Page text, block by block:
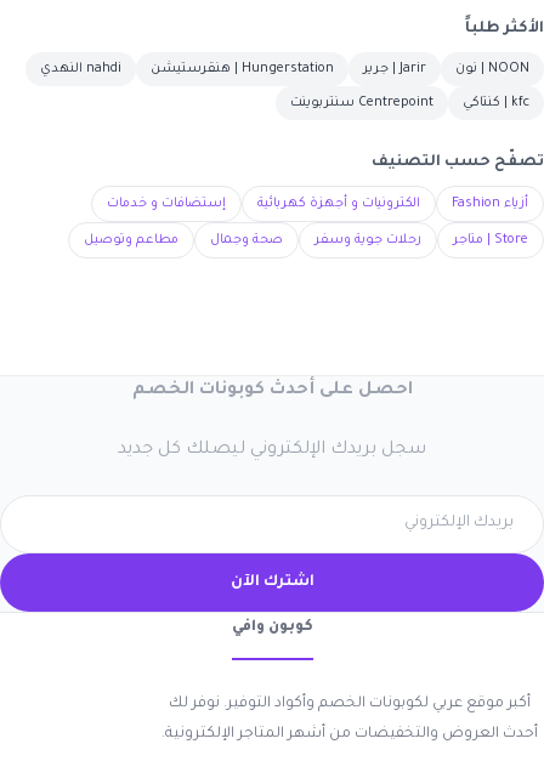
الأكثر طلباً
NOON | نون Jarir | جرير Hungerstation | هنقرستيشن nahdi النهدي
kfc | كنتاكي Centrepoint سنتربوينت
تصفّح حسب التصنيف
أزياء Fashion الكترونيات و أجهزة كهربائية إستضافات و خدمات
Store | متاجر رحلات جوية وسفر صحة وجمال مطاعم وتوصيل
احصل على أحدث كوبونات الخصم
سجل بريدك الإلكتروني ليصلك كل جديد
اشترك الآن
كوبون وافي
أكبر موقع عربي لكوبونات الخصم وأكواد التوفير. نوفر لك
أحدث العروض والتخفيضات من أشهر المتاجر الإلكترونية.